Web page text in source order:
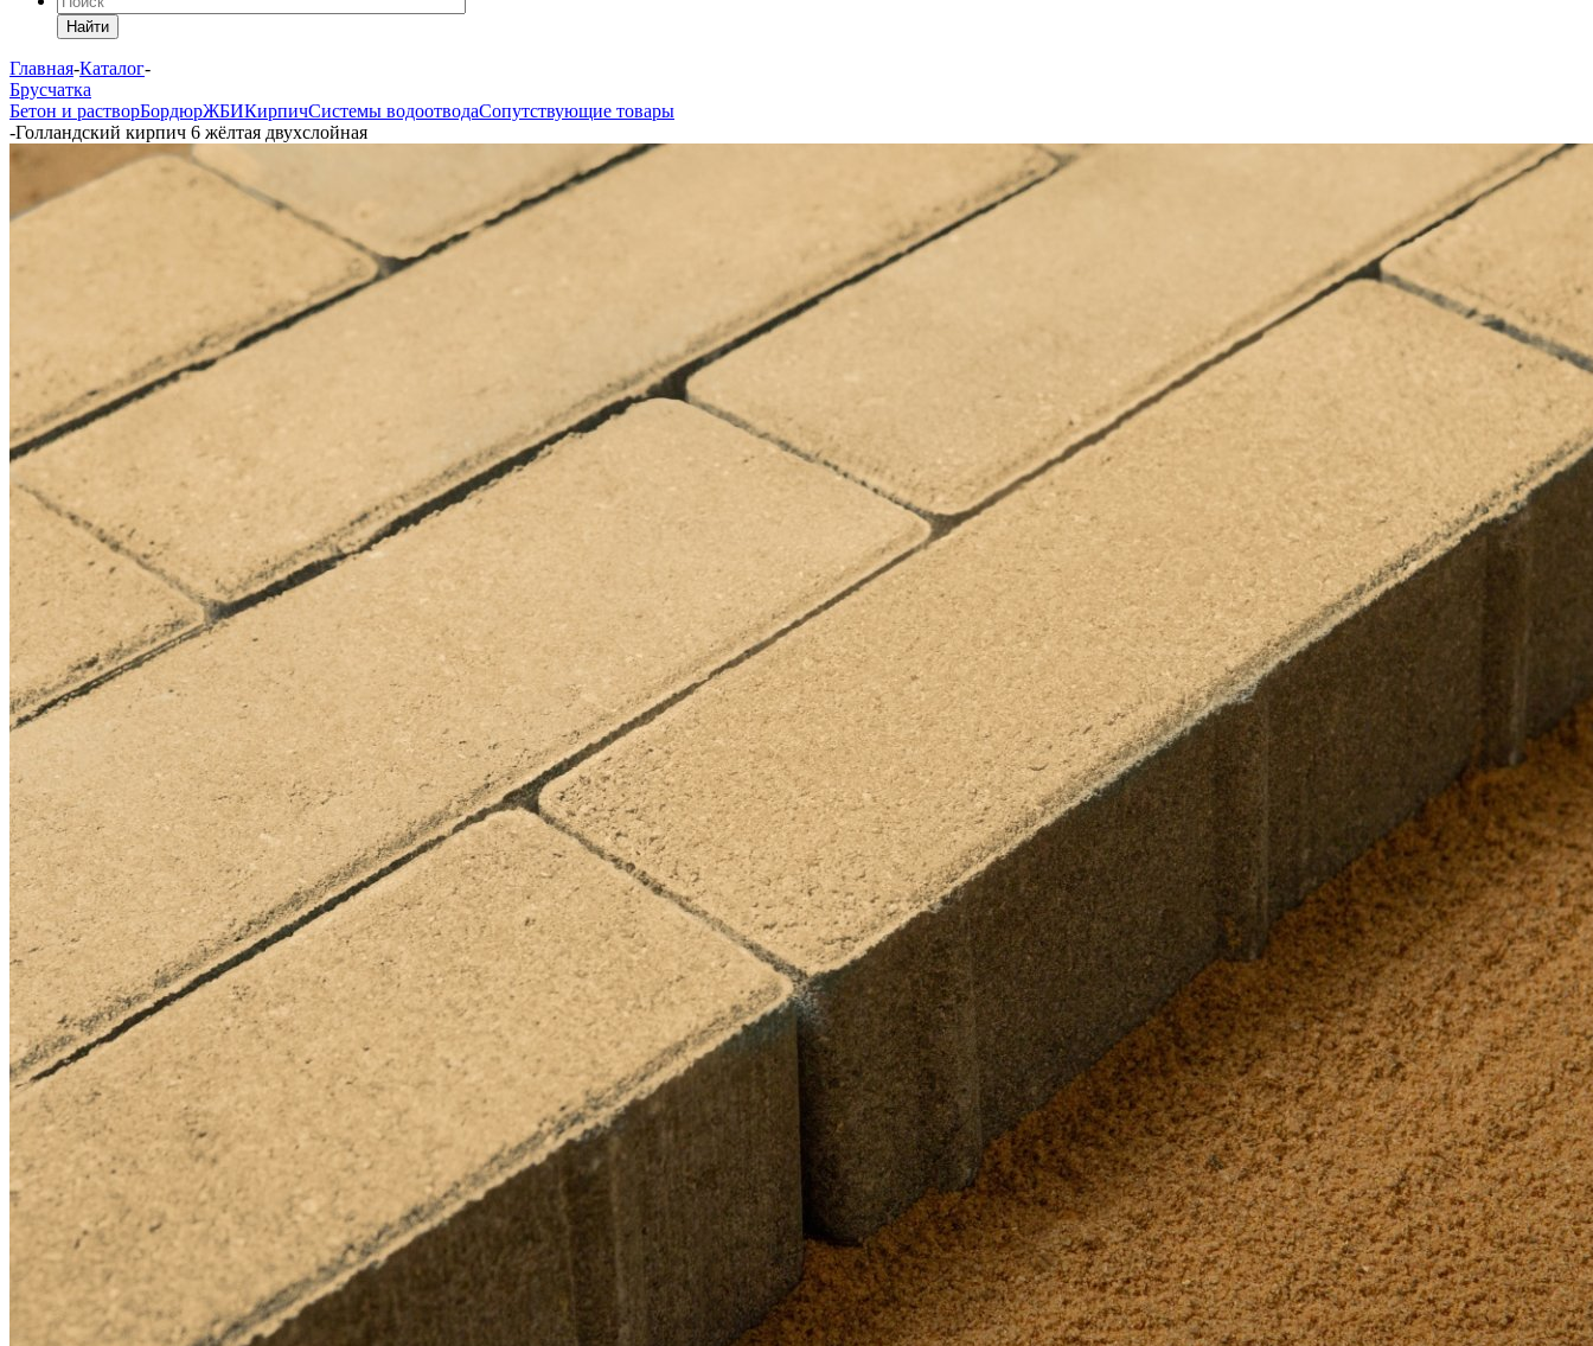
Найти
Главная-Каталог-
Брусчатка
Бетон и растворБордюрЖБИКирпичСистемы водоотводаСопутствующие товары
-Голландский кирпич 6 жёлтая двухслойная